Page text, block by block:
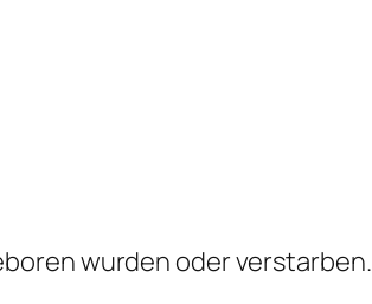
wurden oder verstarben.